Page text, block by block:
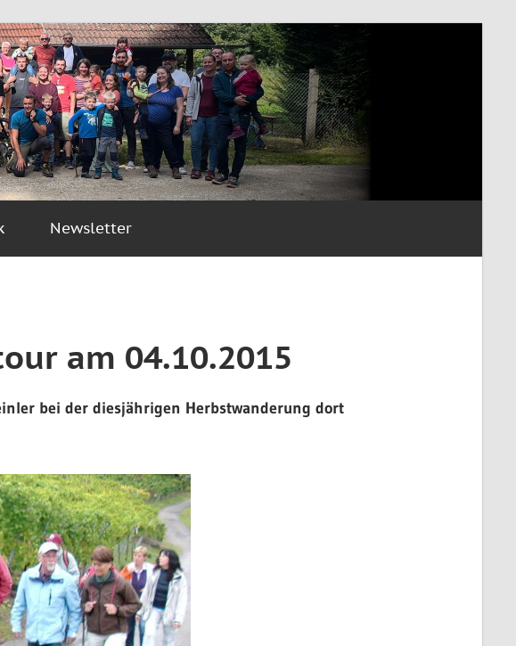
Newsletter
am 04.10.2015
bei der diesjährigen Herbstwanderung dort